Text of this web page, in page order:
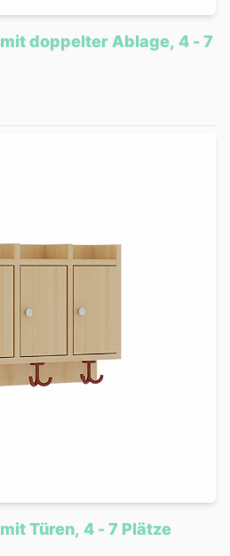
doppelter Ablage, 4 - 7
Türen, 4 - 7 Plätze